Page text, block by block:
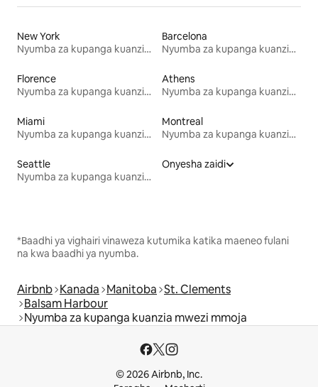
New York
Nyumba za kupanga kuanzia mwezi mmoja
Barcelona
Nyumba za kupanga kuanzia mwezi mmoja
Florence
Nyumba za kupanga kuanzia mwezi mmoja
Athens
Nyumba za kupanga kuanzia mwezi mmoja
Miami
Nyumba za kupanga kuanzia mwezi mmoja
Montreal
Nyumba za kupanga kuanzia mwezi mmoja
Seattle
Nyumba za kupanga kuanzia mwezi mmoja
Onyesha zaidi
*Baadhi ya vighairi vinaweza kutumika katika maeneo fulani
na kwa baadhi ya nyumba.
Airbnb Kanada Manitoba St. Clements
Balsam Harbour
Nyumba za kupanga kuanzia mwezi mmoja
© 2026 Airbnb, Inc.